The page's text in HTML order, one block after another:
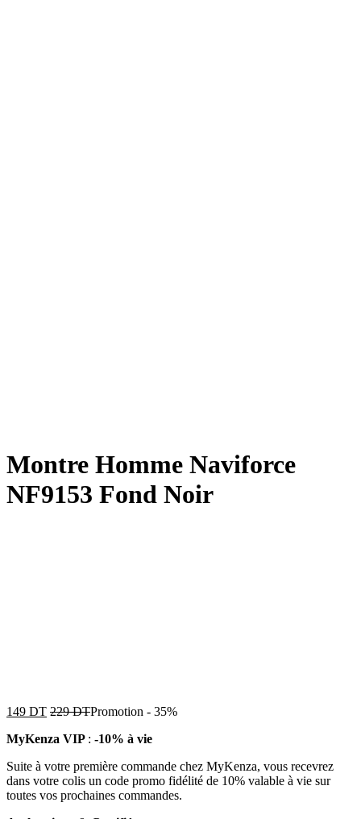
Montre Homme Naviforce
NF9153 Fond Noir
149 DT 229DTPromotion - 35%
MyKenza VIP : -10% à vie
Suite à votre première commande chez MyKenza, vous recevrez
dans votre colis un code promo fidélité de 10% valable à vie sur
toutes vos prochaines commandes.